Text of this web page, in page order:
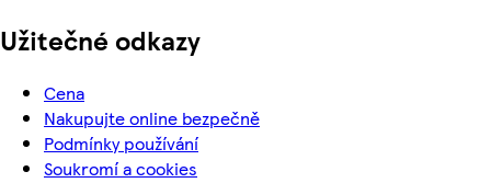
Užitečné odkazy
Cena
Nakupujte online bezpečně
Podmínky používání
Soukromí a cookies